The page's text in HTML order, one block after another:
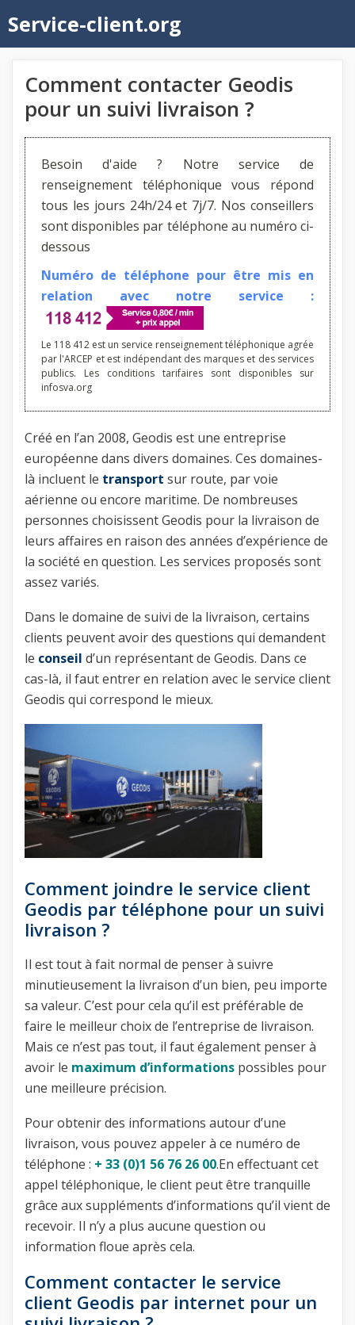
au
contenu
Service-client.org
Comment contacter Geodis
pour un suivi livraison ?
Besoin d'aide ? Notre service de
renseignement téléphonique vous répond
tous les jours 24h/24 et 7j/7. Nos conseillers
sont disponibles par téléphone au numéro ci-
dessous
Numéro de téléphone pour être mis en
relation avec notre service :
Le 118 412 est un service renseignement téléphonique agrée
par l'ARCEP et est indépendant des marques et des services
publics. Les conditions tarifaires sont disponibles sur
infosva.org
Créé en l’an 2008, Geodis est une entreprise
européenne dans divers domaines. Ces domaines-
là incluent le transport sur route, par voie
aérienne ou encore maritime. De nombreuses
personnes choisissent Geodis pour la livraison de
leurs affaires en raison des années d’expérience de
la société en question. Les services proposés sont
assez variés.
Dans le domaine de suivi de la livraison, certains
clients peuvent avoir des questions qui demandent
le conseil d’un représentant de Geodis. Dans ce
cas-là, il faut entrer en relation avec le service client
Geodis qui correspond le mieux.
Comment joindre le service client
Geodis par téléphone pour un suivi
livraison ?
Il est tout à fait normal de penser à suivre
minutieusement la livraison d’un bien, peu importe
sa valeur. C’est pour cela qu’il est préférable de
faire le meilleur choix de l’entreprise de livraison.
Mais ce n’est pas tout, il faut également penser à
avoir le maximum d’informations possibles pour
une meilleure précision.
Pour obtenir des informations autour d’une
livraison, vous pouvez appeler à ce numéro de
téléphone : + 33 (0)1 56 76 26 00.En effectuant cet
appel téléphonique, le client peut être tranquille
grâce aux suppléments d’informations qu’il vient de
recevoir. Il n’y a plus aucune question ou
information floue après cela.
Comment contacter le service
client Geodis par internet pour un